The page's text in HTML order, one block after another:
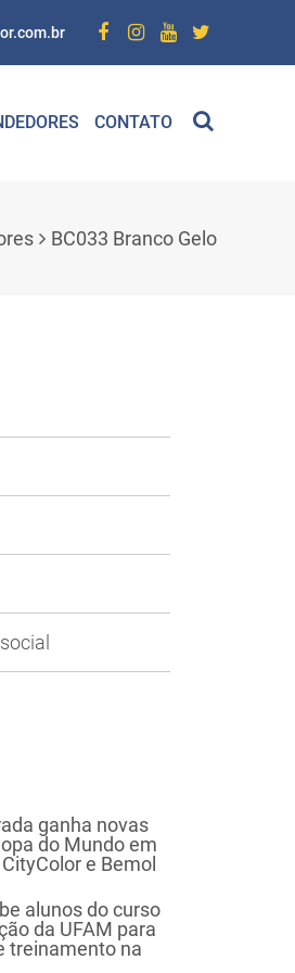
CONTATO
BC033 Branco Gelo
ganha novas
do Mundo em
e Bemol
alunos do curso
da UFAM para
treinamento na